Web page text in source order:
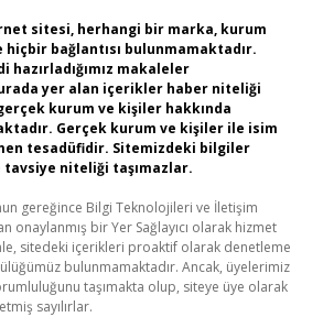
sitesi, herhangi bir marka, kurum
hiçbir bağlantısı bulunmamaktadır.
hazırladığımız makaleler
yer alan içerikler haber niteliği
kurum ve kişiler hakkında
Gerçek kurum ve kişiler ile isim
tesadüfidir. Sitemizdeki bilgiler
niteliği taşımazlar.
gereğince Bilgi Teknolojileri ve İletişim
onaylanmış bir Yer Sağlayıcı olarak hizmet
sitedeki içerikleri proaktif olarak denetleme
bulunmamaktadır. Ancak, üyelerimiz
taşımakta olup, siteye üye olarak
sayılırlar.